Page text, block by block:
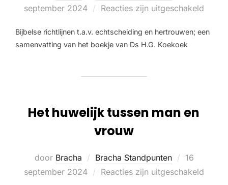
september 2024
Reacties zijn uitgeschakeld
Bijbelse richtlijnen t.a.v. echtscheiding en hertrouwen; een
samenvatting van het boekje van Ds H.G. Koekoek
Het huwelijk tussen man en
vrouw
door Bracha Bracha Standpunten
16
september 2024
Reacties zijn uitgeschakeld